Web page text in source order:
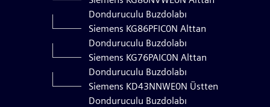
Donduruculu Buzdolabı
Siemens KG86PFIC0N Alttan
Donduruculu Buzdolabı
Siemens KG76PAIC0N Alttan
Donduruculu Buzdolabı
Siemens KD43NNWE0N Üstten
Donduruculu Buzdolabı